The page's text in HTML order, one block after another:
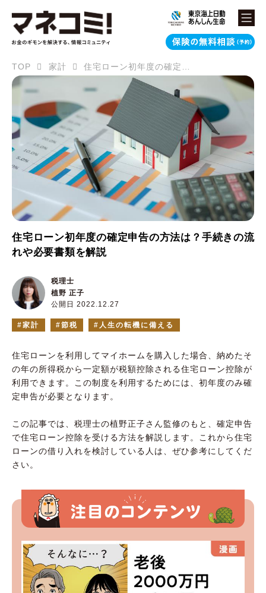
TOP 家計 住宅ローン初年度の確定申告の方法は？手続きの流れや必要書類を解説
住宅ローン初年度の確定申告の方法は？手続きの流
れや必要書類を解説
公開日 2022.12.27
税理士
植野 正子
家計 節税 人生の転機に備える
住宅ローンを利用してマイホームを購入した場合、納めたそ
の年の所得税から一定額が税額控除される住宅ローン控除が
利用できます。この制度を利用するためには、初年度のみ確
定申告が必要となります。
この記事では、税理士の植野正子さん監修のもと、確定申告
で住宅ローン控除を受ける方法を解説します。これから住宅
ローンの借り入れを検討している人は、ぜひ参考にしてくだ
さい。